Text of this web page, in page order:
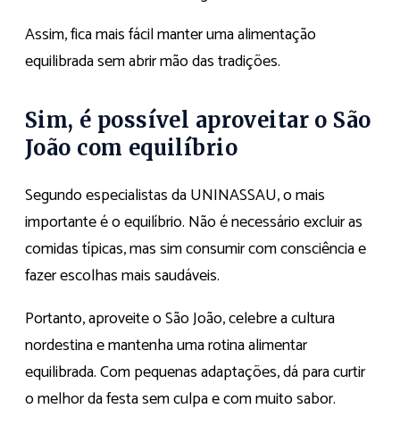
Assim, fica mais fácil manter uma alimentação
equilibrada sem abrir mão das tradições.
Sim, é possível aproveitar o São
João com equilíbrio
Segundo especialistas da UNINASSAU, o mais
importante é o equilíbrio. Não é necessário excluir as
comidas típicas, mas sim consumir com consciência e
fazer escolhas mais saudáveis.
Portanto, aproveite o São João, celebre a cultura
nordestina e mantenha uma rotina alimentar
equilibrada. Com pequenas adaptações, dá para curtir
o melhor da festa sem culpa e com muito sabor.